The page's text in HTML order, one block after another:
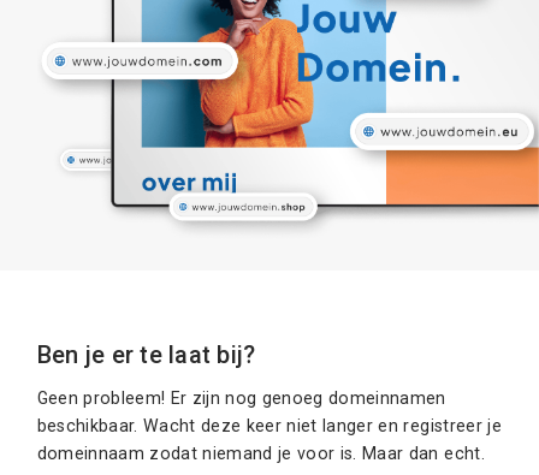
Ben je er te laat bij?
Geen probleem! Er zijn nog genoeg domeinnamen
beschikbaar. Wacht deze keer niet langer en registreer je
domeinnaam zodat niemand je voor is. Maar dan echt.